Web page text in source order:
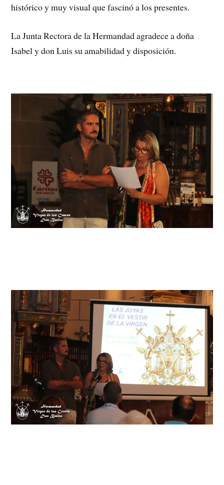
histórico y muy visual que fascinó a los presentes.
La Junta Rectora de la Hermandad agradece a doña
Isabel y don Luis su amabilidad y disposición.